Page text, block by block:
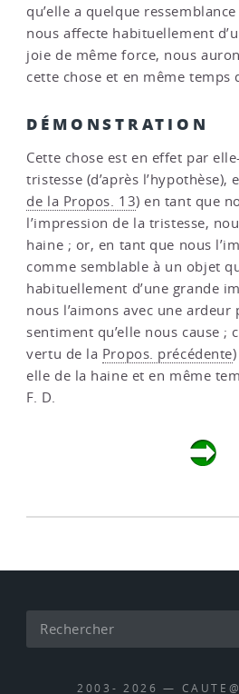
qu’elle a quelque
nous affecte habituellement
joie de même force, nous
cette chose et en même temps
DÉMONSTRATION
Cette chose est en effet par
tristesse (d’après l’hypothèse),
de la Propos. 13) en tant que
l’impression de la tristesse,
haine ; or, en tant que nous
comme semblable à un objet
habituellement d’une grande
nous l’aimons avec une
sentiment qu’elle nous cause ;
vertu de la Propos. précédente
elle de la haine et en même
F. D.
2003- 2026 —